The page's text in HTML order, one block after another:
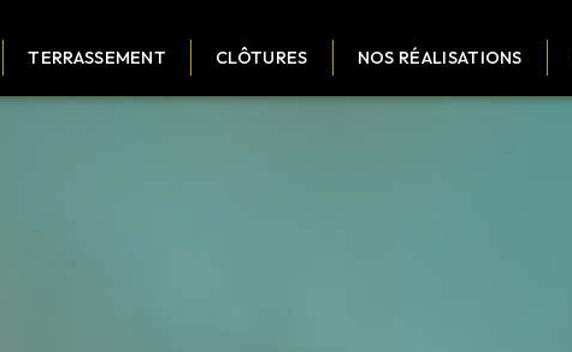
TERRASSEMENT CLÔTURES NOS RÉALISATIONS